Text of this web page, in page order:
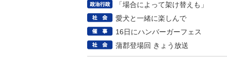
「場合によって架け替えも」
愛犬と一緒に楽しんで
16日にハンバーガーフェス
蒲郡登場回 きょう放送